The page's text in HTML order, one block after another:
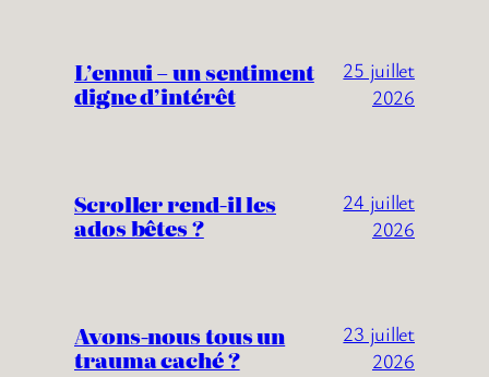
L’ennui – un sentiment
digne d’intérêt
25 juillet
2026
Scroller rend-il les
ados bêtes ?
24 juillet
2026
Avons-nous tous un
trauma caché ?
23 juillet
2026